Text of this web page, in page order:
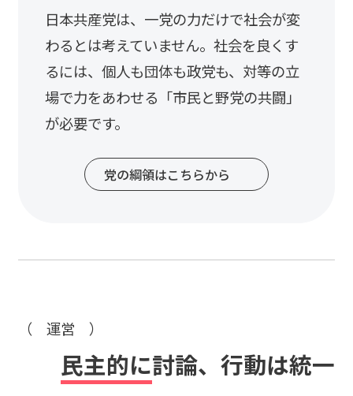
日本共産党は、一党の力だけで社会が変
わるとは考えていません。社会を良くす
るには、個人も団体も政党も、対等の立
場で力をあわせる「市民と野党の共闘」
が必要です。
党の綱領はこちらから
（ 運営 ）
民主的に討論、行動は統一